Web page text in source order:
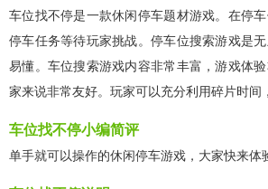
车位找不停是一款休闲停车题材游戏。在停
停车任务等待玩家挑战。停车位搜索游戏是
易懂。车位搜索游戏内容非常丰富，游戏体
家来说非常友好。玩家可以充分利用碎片时间
车位找不停小编简评
单手就可以操作的休闲停车游戏，大家快来体